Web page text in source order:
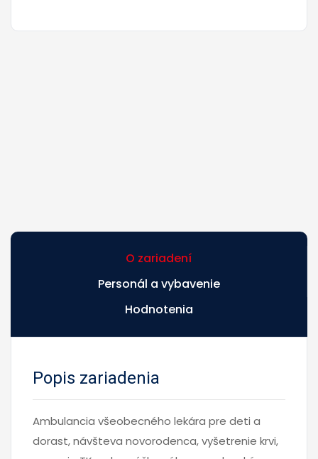
O zariadení
Personál a vybavenie
Hodnotenia
Popis zariadenia
Ambulancia všeobecného lekára pre deti a
dorast, návšteva novorodenca, vyšetrenie krvi,